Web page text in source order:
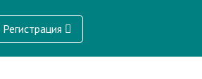
Регистрация